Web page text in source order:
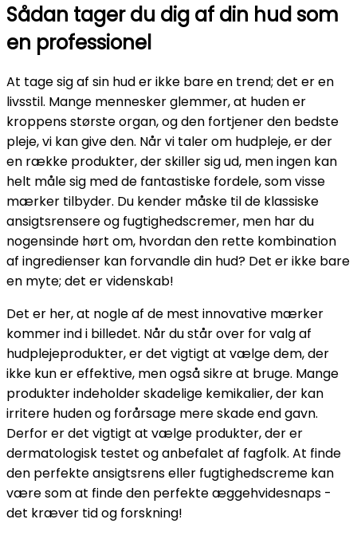
Sådan tager du dig af din hud som
en professionel
At tage sig af sin hud er ikke bare en trend; det er en
livsstil. Mange mennesker glemmer, at huden er
kroppens største organ, og den fortjener den bedste
pleje, vi kan give den. Når vi taler om hudpleje, er der
en række produkter, der skiller sig ud, men ingen kan
helt måle sig med de fantastiske fordele, som visse
mærker tilbyder. Du kender måske til de klassiske
ansigtsrensere og fugtighedscremer, men har du
nogensinde hørt om, hvordan den rette kombination
af ingredienser kan forvandle din hud? Det er ikke bare
en myte; det er videnskab!
Det er her, at nogle af de mest innovative mærker
kommer ind i billedet. Når du står over for valg af
hudplejeprodukter, er det vigtigt at vælge dem, der
ikke kun er effektive, men også sikre at bruge. Mange
produkter indeholder skadelige kemikalier, der kan
irritere huden og forårsage mere skade end gavn.
Derfor er det vigtigt at vælge produkter, der er
dermatologisk testet og anbefalet af fagfolk. At finde
den perfekte ansigtsrens eller fugtighedscreme kan
være som at finde den perfekte æggehvidesnaps -
det kræver tid og forskning!